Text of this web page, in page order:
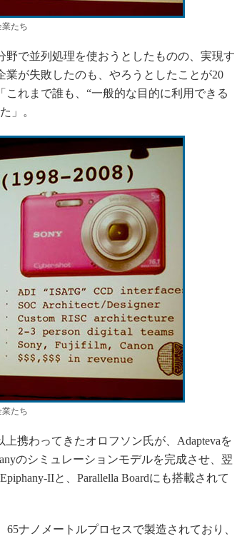
たち
で並列処理を使おうとしたものの、実現す
が失敗したのも、やろうとしたことが20
れまで誰も、“一般的な目的に利用できる
」。
たち
携わってきたオロフソン氏が、Adaptevaを
のシミュレーションモデルを完成させ、翌
IIと、Parallella Boardにも搭載されて
ナノメートルプロセスで製造されており、